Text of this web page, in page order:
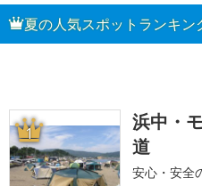
夏の人気スポットランキン
1
浜中・
道
安心・安全